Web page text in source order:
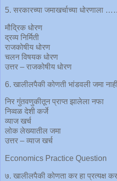
5. सरकारच्या जमाखर्चाच्या
मौद्रिक धोरण
द्रव्य निर्मिती
राजकोषीय धोरण
चलन विषयक धोरण
उत्तर – राजकोषीय धोरण
6. खालीलपैकी कोणती भांडवली जमा
निर गुंतवणुकीतून प्राप्त झालेला नफा
निव्वळ देशी कर्जे
व्याज खर्च
लोक लेख्यातील जमा
उत्तर – व्याज खर्च
Economics Practice Question
७. खालीलपैकी कोणता कर हा प्रत्यक्ष